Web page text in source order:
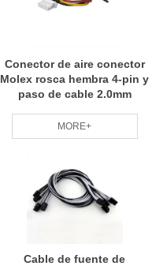
Conector de aire conector
Molex rosca hembra 4-pin y
paso de cable 2.0mm
MORE+
Cable de fuente de